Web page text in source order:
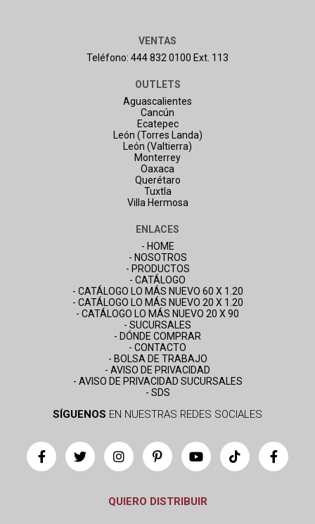
VENTAS
Teléfono: 444 832 0100 Ext. 113
OUTLETS
Aguascalientes
Cancún
Ecatepec
León (Torres Landa)
León (Valtierra)
Monterrey
Oaxaca
Querétaro
Tuxtla
Villa Hermosa
ENLACES
- HOME
- NOSOTROS
- PRODUCTOS
- CATÁLOGO
- CATÁLOGO LO MÁS NUEVO 60 X 1.20
- CATÁLOGO LO MÁS NUEVO 20 X 1.20
- CATÁLOGO LO MÁS NUEVO 20 X 90
- SUCURSALES
- DÓNDE COMPRAR
- CONTACTO
- BOLSA DE TRABAJO
- AVISO DE PRIVACIDAD
- AVISO DE PRIVACIDAD SUCURSALES
- SDS
SÍGUENOS EN NUESTRAS REDES SOCIALES
QUIERO DISTRIBUIR